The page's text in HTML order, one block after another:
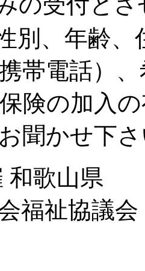
、年齢、
携帯電話）
険の加入
聞かせ下
歌山県
福祉協議